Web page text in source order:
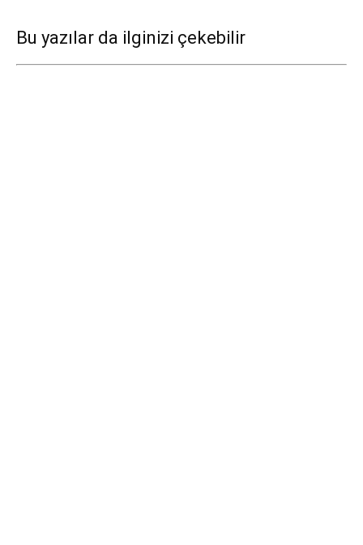
Bu yazılar da ilginizi çekebilir